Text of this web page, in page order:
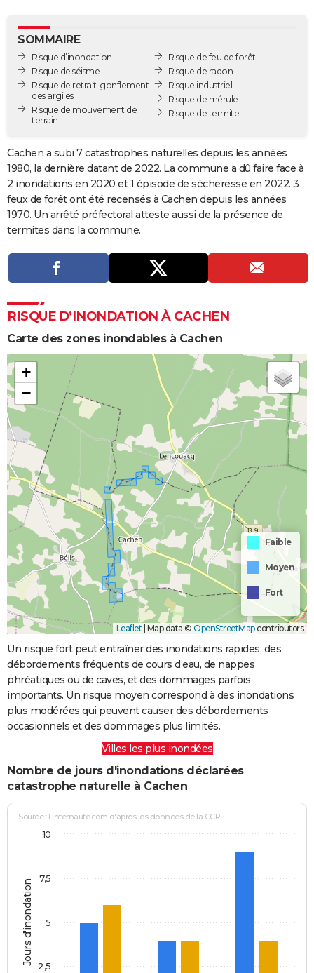
GUIDES D'ACHAT
BONS PLANS
CARTE DE VOEUX
Carte de Noël
Carte Bonne année
Carte Saint-Valentin
Carte Pâques
Carte d'anniversaire
Dictionnaire
Biographies
Citations
Expressions
Proverbes
PROGRAMME TV
COPAINS D'AVANT
S'inscrire
Se connecter
Lycées
Collèges
Primaires
Universités
Entreprises
Service militaire
Avis de recherche
AVIS DE DÉCÈS
SOMMAIRE
Risque d’inondation
Risque de séisme
Risque de retrait-gonflement
des argiles
Risque de mouvement de
terrain
Risque de feu de forêt
Risque de radon
Risque industriel
Risque de mérule
Risque de termite
Cachen a subi 7 catastrophes naturelles depuis les années
1980, la dernière datant de 2022. La commune a dû faire face à
2 inondations en 2020 et 1 épisode de sécheresse en 2022. 3
feux de forêt ont été recensés à Cachen depuis les années
1970. Un arrêté préfectoral atteste aussi de la présence de
termites dans la commune.
RISQUE D’INONDATION À CACHEN
Carte des zones inondables à Cachen
+
−
Faible
Moyen
Fort
Leaflet | Map data © OpenStreetMapcontributors
Un risque fort peut entraîner des inondations rapides, des
débordements fréquents de cours d’eau, de nappes
phréatiques ou de caves, et des dommages parfois
importants. Un risque moyen correspond à des inondations
plus modérées qui peuvent causer des débordements
occasionnels et des dommages plus limités.
Villes les plus inondées
Nombre de jours d'inondations déclarées
catastrophe naturelle à Cachen
Jours d'inondation
Source : Linternaute.com d'après les données de la CCR
2,5
5
7,5
10